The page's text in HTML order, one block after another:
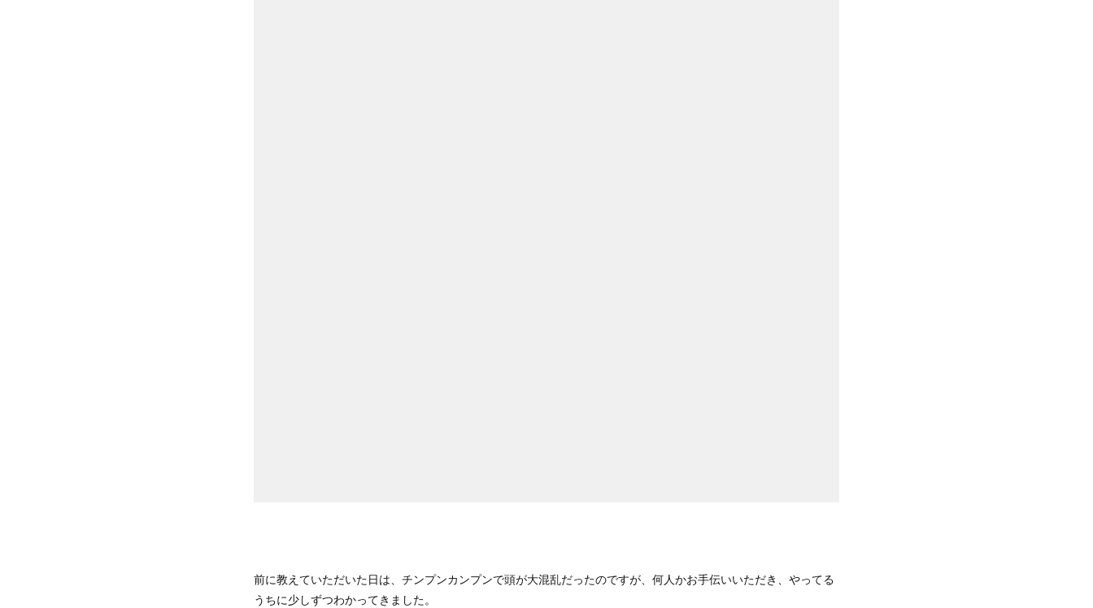
前に教えていただいた日は、チンプンカンプンで頭が大混乱だったのですが、何人かお手伝いいただき、やってる
うちに少しずつわかってきました。